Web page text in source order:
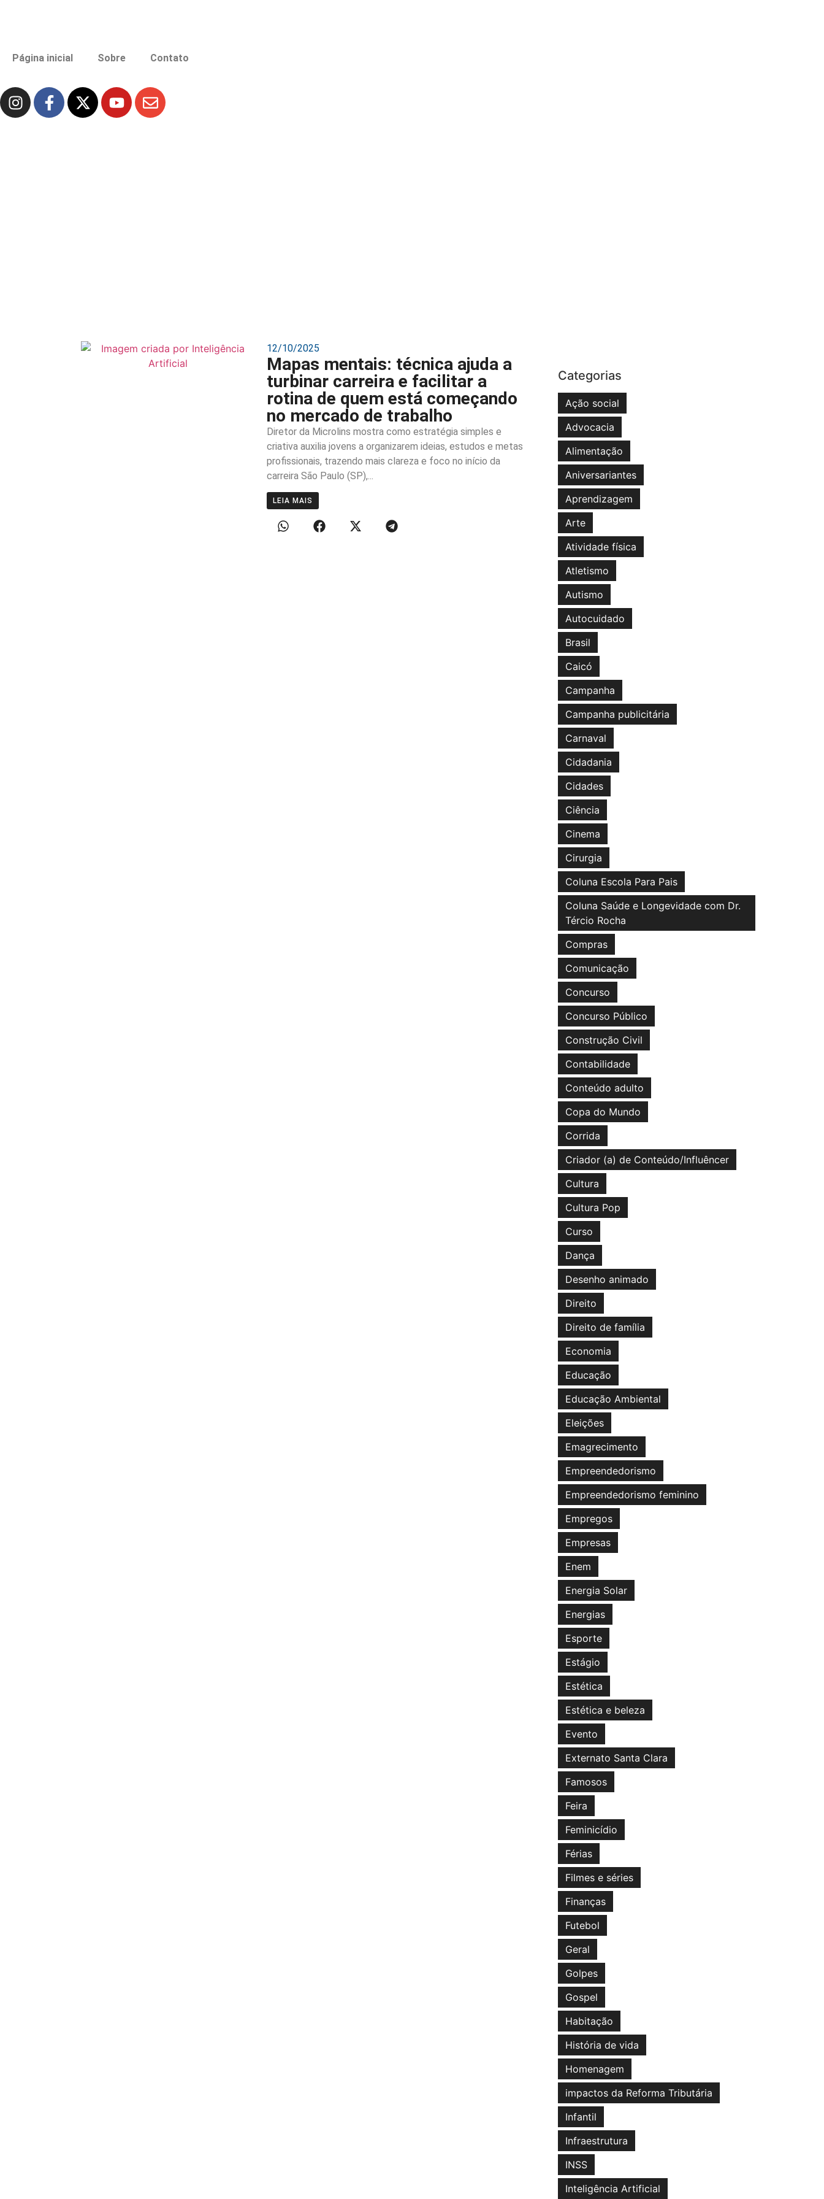
Página inicial Sobre Contato
12/10/2025
Mapas mentais: técnica ajuda a
turbinar carreira e facilitar a
rotina de quem está começando
no mercado de trabalho
Diretor da Microlins mostra como estratégia simples e
criativa auxilia jovens a organizarem ideias, estudos e metas
profissionais, trazendo mais clareza e foco no início da
carreira São Paulo (SP),...
LEIA MAIS
Categorias
Ação social
Advocacia
Alimentação
Aniversariantes
Aprendizagem
Arte
Atividade física
Atletismo
Autismo
Autocuidado
Brasil
Caicó
Campanha
Campanha publicitária
Carnaval
Cidadania
Cidades
Ciência
Cinema
Cirurgia
Coluna Escola Para Pais
Coluna Saúde e Longevidade com Dr.
Tércio Rocha
Compras
Comunicação
Concurso
Concurso Público
Construção Civil
Contabilidade
Conteúdo adulto
Copa do Mundo
Corrida
Criador (a) de Conteúdo/Influêncer
Cultura
Cultura Pop
Curso
Dança
Desenho animado
Direito
Direito de família
Economia
Educação
Educação Ambiental
Eleições
Emagrecimento
Empreendedorismo
Empreendedorismo feminino
Empregos
Empresas
Enem
Energia Solar
Energias
Esporte
Estágio
Estética
Estética e beleza
Evento
Externato Santa Clara
Famosos
Feira
Feminicídio
Férias
Filmes e séries
Finanças
Futebol
Geral
Golpes
Gospel
Habitação
História de vida
Homenagem
impactos da Reforma Tributária
Infantil
Infraestrutura
INSS
Inteligência Artificial